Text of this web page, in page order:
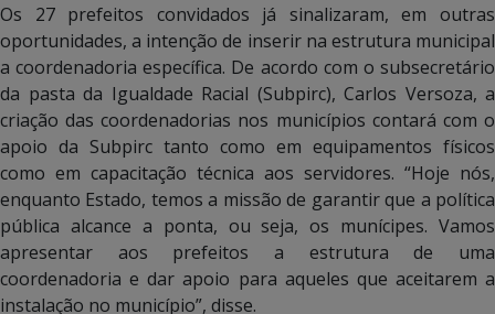
Os 27 prefeitos convidados já sinalizaram, em outras
oportunidades, a intenção de inserir na estrutura municipal
a coordenadoria específica. De acordo com o subsecretário
da pasta da Igualdade Racial (Subpirc), Carlos Versoza, a
criação das coordenadorias nos municípios contará com o
apoio da Subpirc tanto como em equipamentos físicos
como em capacitação técnica aos servidores. “Hoje nós,
enquanto Estado, temos a missão de garantir que a política
pública alcance a ponta, ou seja, os munícipes. Vamos
apresentar aos prefeitos a estrutura de uma
coordenadoria e dar apoio para aqueles que aceitarem a
instalação no município”, disse.